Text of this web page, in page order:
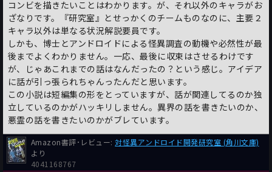
コンビを描きたいことはわかります。が、それ以外のキャラがお
ざなりです。『研究室』とせっかくのチームものなのに、主要２
キャラ以外は単なる状況解説要員です。
しかも、博士とアンドロイドによる怪異調査の動機や必然性が最
後までよくわかりません。一応、最後に収束はさせるわけです
が、じゃあこれまでの話はなんだったの？という感じ。アイデア
に話が引っ張られちゃんったんだと思います。
この小説は短編集の形をとっていますが、話が関連してるのか独
立しているのかがハッキリしません。異界の話を書きたいのか、
悪霊の話を書きたいのかがブレています。
Amazon書評･レビュー:対怪異アンドロイド開発研究室 (角川文庫)
より
4041168767